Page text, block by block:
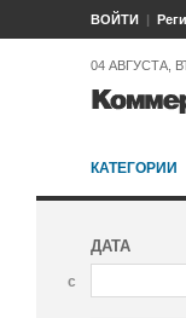
ВОЙТИ
04 АВГУСТА,
КАТЕГОРИИ
ДАТА
с